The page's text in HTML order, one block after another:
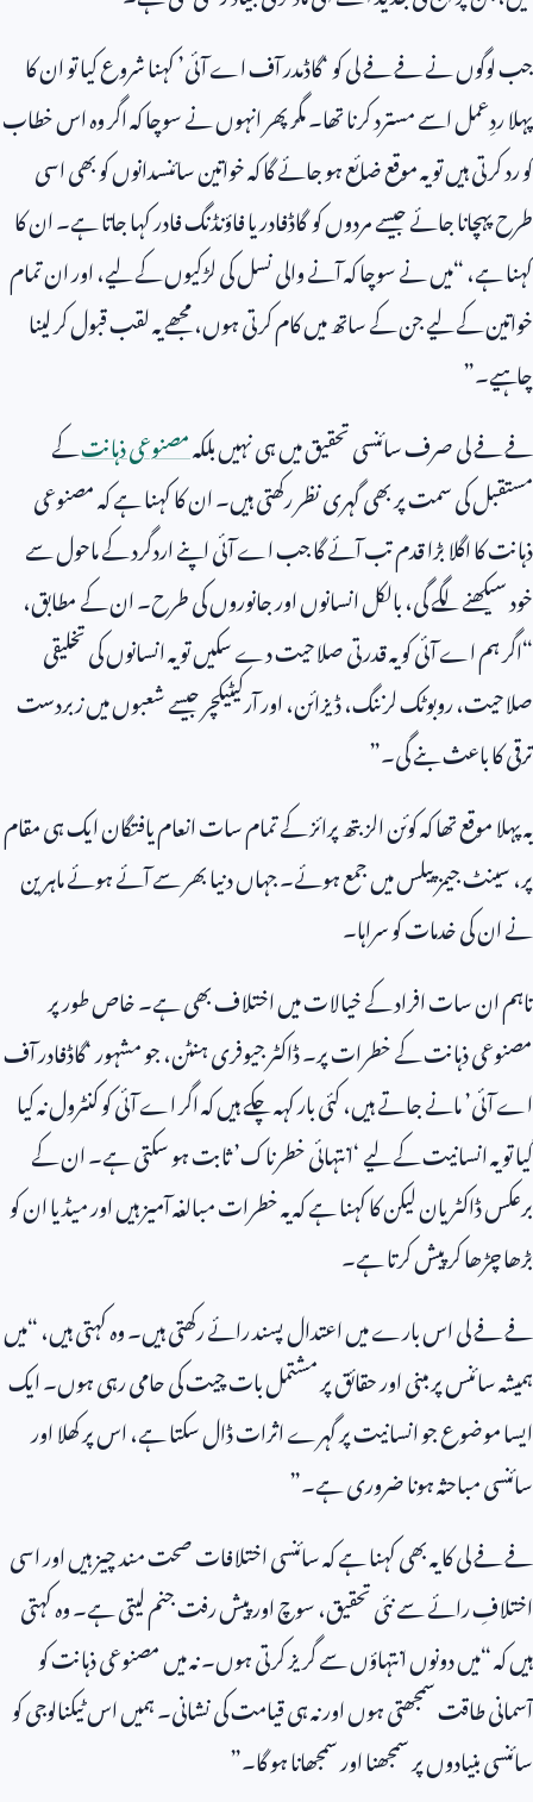
جب لوگوں نے فے فے لی کو ‘گاڈمدر آف اے آئی’ کہنا شروع کیا تو ان کا
پہلا ردِعمل اسے مسترد کرنا تھا۔ مگر پھر انہوں نے سوچا کہ اگر وہ اس خطاب
کو رد کرتی ہیں تو یہ موقع ضائع ہو جائے گا کہ خواتین سائنسدانوں کو بھی اسی
طرح پہچانا جائے جیسے مردوں کو گاڈفادر یا فاؤنڈنگ فادر کہا جاتا ہے۔ ان کا
کہنا ہے، “میں نے سوچا کہ آنے والی نسل کی لڑکیوں کے لیے، اور ان تمام
خواتین کے لیے جن کے ساتھ میں کام کرتی ہوں، مجھے یہ لقب قبول کر لینا
چاہیے۔”
فے فے لی صرف سائنسی تحقیق میں ہی نہیں بلکہمصنوعی ذہانتکے
مستقبل کی سمت پر بھی گہری نظر رکھتی ہیں۔ ان کا کہنا ہے کہ مصنوعی
ذہانت کا اگلا بڑا قدم تب آئے گا جب اے آئی اپنے اردگرد کے ماحول سے
خود سیکھنے لگے گی، بالکل انسانوں اور جانوروں کی طرح۔ ان کے مطابق،
“اگر ہم اے آئی کو یہ قدرتی صلاحیت دے سکیں تو یہ انسانوں کی تخلیقی
صلاحیت، روبوٹک لرننگ، ڈیزائن، اور آرکیٹیکچر جیسے شعبوں میں زبردست
ترقی کا باعث بنے گی۔”
یہ پہلا موقع تھا کہ کوئن الزبتھ پرائز کے تمام سات انعام یافتگان ایک ہی مقام
پر، سینٹ جیمز پیلس میں جمع ہوئے۔ جہاں دنیا بھر سے آئے ہوئے ماہرین
نے ان کی خدمات کو سراہا۔
تاہم ان سات افراد کے خیالات میں اختلاف بھی ہے۔ خاص طور پر
مصنوعی ذہانت کے خطرات پر۔ ڈاکٹر جیوفری ہنٹن، جو مشہور ‘گاڈفادر آف
اے آئی’ مانے جاتے ہیں، کئی بار کہہ چکے ہیں کہ اگر اے آئی کو کنٹرول نہ کیا
گیا تو یہ انسانیت کے لیے ‘انتہائی خطرناک’ ثابت ہو سکتی ہے۔ ان کے
برعکس ڈاکٹر یان لیکن کا کہنا ہے کہ یہ خطرات مبالغہ آمیز ہیں اور میڈیا ان کو
بڑھا چڑھا کر پیش کرتا ہے۔
فے فے لی اس بارے میں اعتدال پسند رائے رکھتی ہیں۔ وہ کہتی ہیں، “میں
ہمیشہ سائنس پر مبنی اور حقائق پر مشتمل بات چیت کی حامی رہی ہوں۔ ایک
ایسا موضوع جو انسانیت پر گہرے اثرات ڈال سکتا ہے، اس پر کھلا اور
سائنسی مباحثہ ہونا ضروری ہے۔”
فے فے لی کا یہ بھی کہنا ہے کہ سائنسی اختلافات صحت مند چیز ہیں اور اسی
اختلافِ رائے سے نئی تحقیق، سوچ اور پیش رفت جنم لیتی ہے۔ وہ کہتی
ہیں کہ “میں دونوں انتہاؤں سے گریز کرتی ہوں۔ نہ میں مصنوعی ذہانت کو
آسمانی طاقت سمجھتی ہوں اور نہ ہی قیامت کی نشانی۔ ہمیں اس ٹیکنالوجی کو
سائنسی بنیادوں پر سمجھنا اور سمجھانا ہو گا۔”